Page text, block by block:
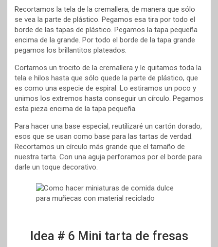
Recortamos la tela de la cremallera, de manera que sólo
se vea la parte de plástico. Pegamos esa tira por todo el
borde de las tapas de plástico. Pegamos la tapa pequeña
encima de la grande. Por todo el borde de la tapa grande
pegamos los brillantitos plateados.
Cortamos un trocito de la cremallera y le quitamos toda la
tela e hilos hasta que sólo quede la parte de plástico, que
es como una especie de espiral. Lo estiramos un poco y
unimos los extremos hasta conseguir un círculo. Pegamos
esta pieza encima de la tapa pequeña.
Para hacer una base especial, reutilizaré un cartón dorado,
esos que se usan como base para las tartas de verdad.
Recortamos un círculo más grande que el tamaño de
nuestra tarta. Con una aguja perforamos por el borde para
darle un toque decorativo.
Idea # 6 Mini tarta de fresas